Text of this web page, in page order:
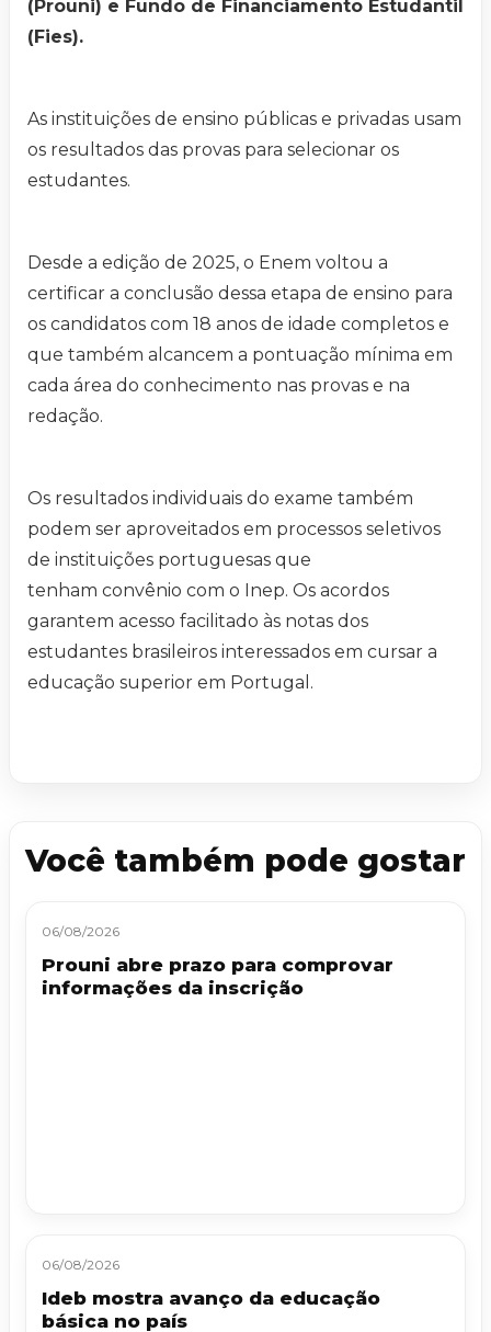
(Prouni) e Fundo de Financiamento Estudantil
(Fies).
As instituições de ensino públicas e privadas usam
os resultados das provas para selecionar os
estudantes.
Desde a edição de 2025, o Enem voltou a
certificar a conclusão dessa etapa de ensino para
os candidatos com 18 anos de idade completos e
que também alcancem a pontuação mínima em
cada área do conhecimento nas provas e na
redação.
Os resultados individuais do exame também
podem ser aproveitados em processos seletivos
de instituições portuguesas que
tenham convênio com o Inep. Os acordos
garantem acesso facilitado às notas dos
estudantes brasileiros interessados em cursar a
educação superior em Portugal.
Você também pode gostar
06/08/2026
Prouni abre prazo para comprovar
informações da inscrição
06/08/2026
Ideb mostra avanço da educação
básica no país